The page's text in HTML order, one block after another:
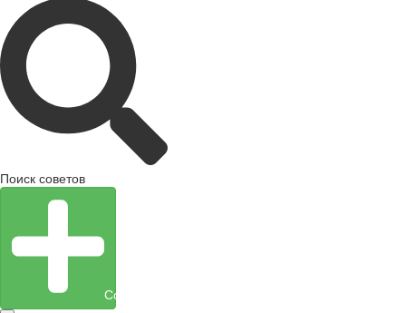
Поиск советов
Создать объект